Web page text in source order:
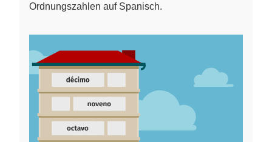
Ordnungszahlen auf Spanisch.